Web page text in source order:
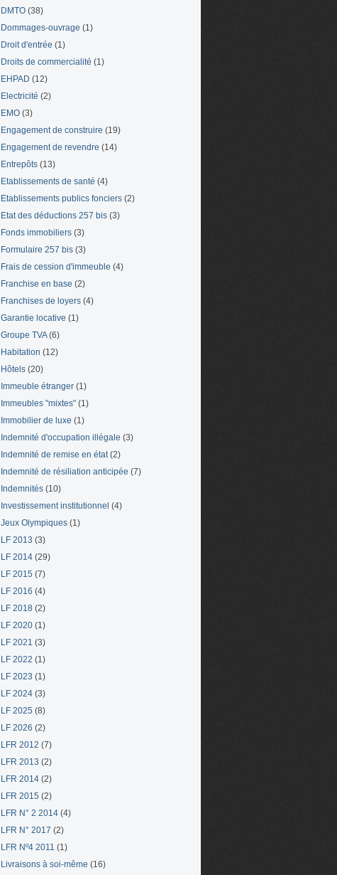
DMTO (38)
Dommages-ouvrage (1)
Droit d'entrée (1)
Droits de commercialité (1)
EHPAD (12)
Electricité (2)
EMO (3)
Engagement de construire (19)
Engagement de revendre (14)
Entrepôts (13)
Etablissements de santé (4)
Etablissements publics fonciers (2)
Etat des déductions 257 bis (3)
Fonds immobiliers (3)
Formulaire 257 bis (3)
Frais de cession d'immeuble (4)
Franchise en base (2)
Franchises de loyers (4)
Garantie locative (1)
Groupe TVA(6)
Habitation (12)
Hôtels (20)
Immeuble étranger (1)
Immeubles "mixtes" (1)
Immobilier de luxe (1)
Indemnité d'occupation illégale (3)
Indemnité de remise en état(2)
Indemnité de résiliation anticipée (7)
Indemnités (10)
Investissement institutionnel (4)
Jeux Olympiques (1)
LF 2013 (3)
LF 2014 (29)
LF 2015 (7)
LF 2016 (4)
LF 2018 (2)
LF 2020 (1)
LF 2021 (3)
LF 2022 (1)
LF 2023 (1)
LF 2024 (3)
LF 2025 (8)
LF 2026 (2)
LFR 2012 (7)
LFR 2013 (2)
LFR 2014 (2)
LFR 2015 (2)
LFR N° 2 2014 (4)
LFR N° 2017 (2)
LFR Nº4 2011 (1)
Livraisons à soi-même (16)